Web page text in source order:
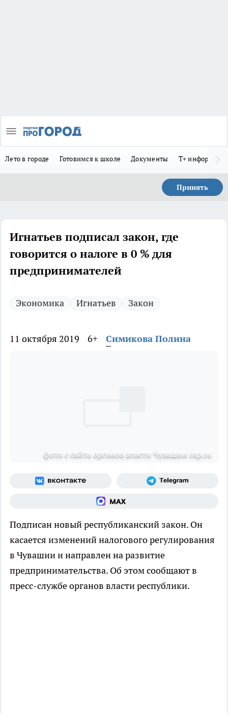
Лето в городе Готовимся к школе Документы Т+
Принять
Игнатьев подписал закон, где
говорится о налоге в 0 % для
предпринимателей
Экономика Игнатьев Закон
11 октября 2019 6+ Симикова Полина
фото с сайта органов власти Чувашии cap.ru
Подписан новый республиканский закон. Он
касается изменений налогового регулирования
в Чувашии и направлен на развитие
предпринимательства. Об этом сообщают в
пресс-службе органов власти республики.